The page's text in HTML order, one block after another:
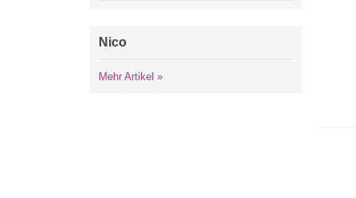
Nico
Mehr Artikel »